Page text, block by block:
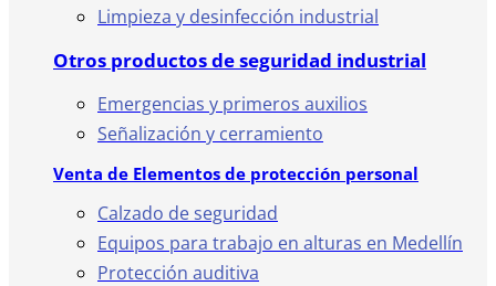
Limpieza y desinfección industrial
Otros productos de seguridad industrial
Emergencias y primeros auxilios
Señalización y cerramiento
Venta de Elementos de protección personal
Calzado de seguridad
Equipos para trabajo en alturas en Medellín
Protección auditiva